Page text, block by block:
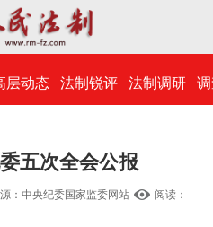
层动态 法制锐评 法制调研
五次全会公报
：中央纪委国家监委网站
阅读：